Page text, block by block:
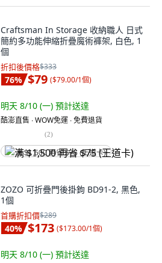
Craftsman In Storage 收納職人 日式
簡約多功能伸縮折疊魔術褲架, 白色, 1
個
折扣後價格$333
76% $79 ($79.00/1個)
明天 8/10 (一) 預計送達
酷澎直售 ∙ WOW免運 ∙ 免費退貨
(2)
满 $1,500 再省 $75 (王道卡)
ZOZO 可折疊門後掛鉤 BD91-2, 黑色,
1個
首購折扣價$289
40% $173 ($173.00/1個)
明天 8/10 (一) 預計送達